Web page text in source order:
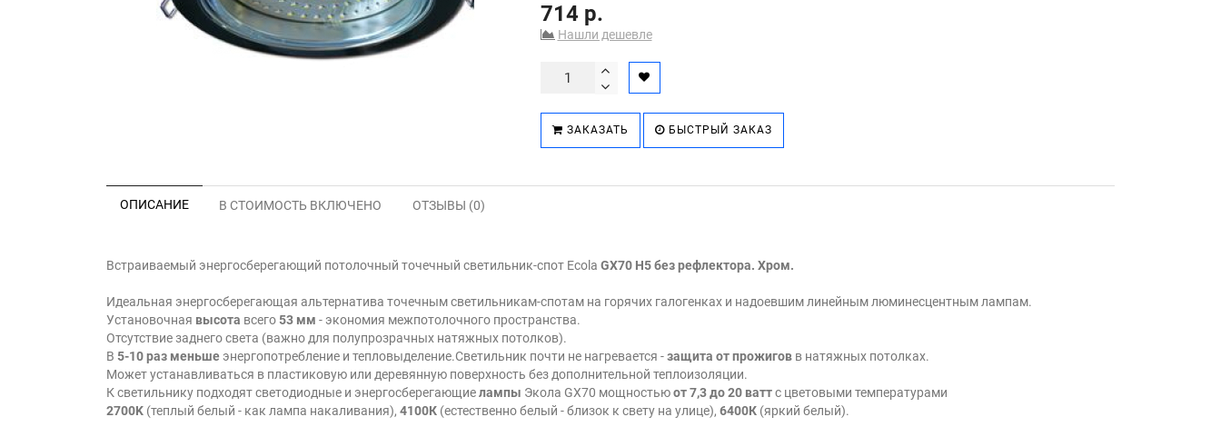
714 р.
Нашли дешевле
ЗАКАЗАТЬ БЫСТРЫЙ ЗАКАЗ
ОПИСАНИЕ В СТОИМОСТЬ ВКЛЮЧЕНО ОТЗЫВЫ (0)
Встраиваемый энергосберегающий потолочный точечный светильник-спот Ecola GX70 H5 без рефлектора. Хром.
Идеальная энергосберегающая альтернатива точечным светильникам-спотам на горячих галогенках и надоевшим линейным люминесцентным лампам.
Установочная высота всего53 мм - экономия межпотолочного пространства.
Отсутствие заднего света (важно для полупрозрачных натяжных потолков).
В 5-10 раз меньшеэнергопотребление и тепловыделение.Светильник почти не нагревается -защита от прожигов в натяжных потолках.
Может устанавливаться в пластиковую или деревянную поверхность без дополнительной теплоизоляции.
К светильнику подходят светодиодные и энергосберегающиелампы Экола GX70 мощностьюот 7,3 до 20 ваттс цветовыми температурами
2700K (теплый белый - как лампа накаливания), 4100К (естественно белый - близок к свету на улице), 6400К (яркий белый).